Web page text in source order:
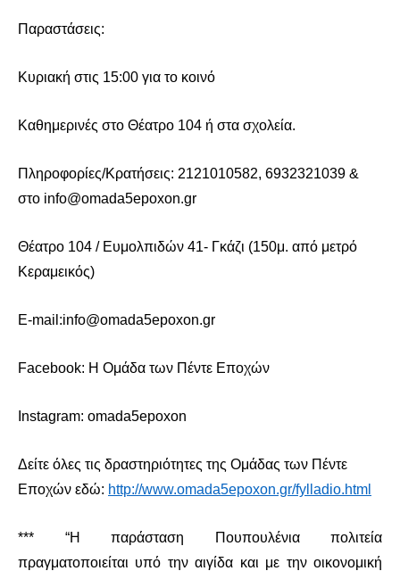
Παραστάσεις:
Κυριακή στις 15:00 για το κοινό
Καθημερινές στο Θέατρο 104 ή στα σχολεία.
Πληροφορίες/Κρατήσεις: 2121010582, 6932321039 &
στο info@omada5epoxon.gr
Θέατρο 104 / Ευμολπιδών 41- Γκάζι (150μ. από μετρό
Κεραμεικός)
E-mail:info@omada5epoxon.gr
Facebook: Η Ομάδα των Πέντε Εποχών
Instagram: omada5epoxon
Δείτε όλες τις δραστηριότητες της Ομάδας των Πέντε
Εποχών εδώ: http://www.omada5epoxon.gr/fylladio.html
*** “Η παράσταση Πουπουλένια πολιτεία
πραγματοποιείται υπό την αιγίδα και με την οικονομική